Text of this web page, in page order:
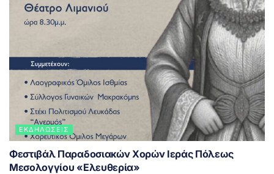
ΕΚΔΗΛΏΣΕΙΣ
Φεστιβάλ Παραδοσιακών Χορών Ιεράς Πόλεως
Μεσολογγίου «Ελευθερία»